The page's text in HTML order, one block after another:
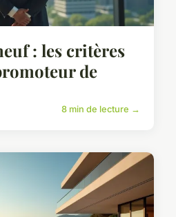
: les critères
de
8 min de lecture →